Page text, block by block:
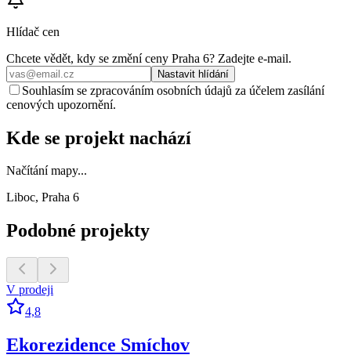
Hlídač cen
Chcete vědět, kdy se změní ceny Praha 6? Zadejte e‑mail.
Nastavit hlídání
Souhlasím se zpracováním osobních údajů za účelem zasílání
cenových upozornění.
Kde se projekt nachází
Načítání mapy...
Liboc, Praha 6
Podobné projekty
V prodeji
4,8
Ekorezidence Smíchov